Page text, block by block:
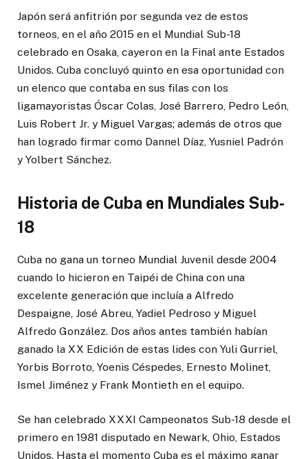
Japón será anfitrión por segunda vez de estos
torneos, en el año 2015 en el Mundial Sub-18
celebrado en Osaka, cayeron en la Final ante Estados
Unidos. Cuba concluyó quinto en esa oportunidad con
un elenco que contaba en sus filas con los
ligamayoristas Óscar Colas, José Barrero, Pedro León,
Luis Robert Jr. y Miguel Vargas; además de otros que
han logrado firmar como Dannel Díaz, Yusniel Padrón
y Yolbert Sánchez.
Historia de Cuba en Mundiales Sub-
18
Cuba no gana un torneo Mundial Juvenil desde 2004
cuando lo hicieron en Taipéi de China con una
excelente generación que incluía a Alfredo
Despaigne, José Abreu, Yadiel Pedroso y Miguel
Alfredo González. Dos años antes también habían
ganado la XX Edición de estas lides con Yuli Gurriel,
Yorbis Borroto, Yoenis Céspedes, Ernesto Molinet,
Ismel Jiménez y Frank Montieth en el equipo.
Se han celebrado XXXI Campeonatos Sub-18 desde el
primero en 1981 disputado en Newark, Ohio, Estados
Unidos. Hasta el momento Cuba es el máximo ganar